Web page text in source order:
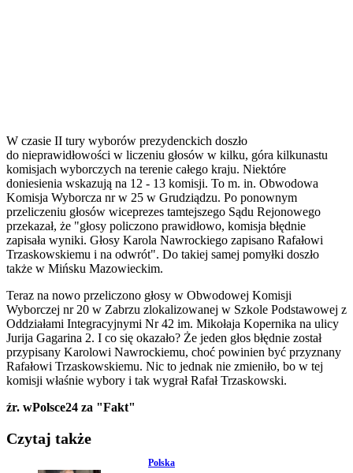
W czasie II tury wyborów prezydenckich doszło
do nieprawidłowości w liczeniu głosów w kilku, góra kilkunastu
komisjach wyborczych na terenie całego kraju. Niektóre
doniesienia wskazują na 12 - 13 komisji. To m. in. Obwodowa
Komisja Wyborcza nr w 25 w Grudziądzu. Po ponownym
przeliczeniu głosów wiceprezes tamtejszego Sądu Rejonowego
przekazał, że "głosy policzono prawidłowo, komisja błędnie
zapisała wyniki. Głosy Karola Nawrockiego zapisano Rafałowi
Trzaskowskiemu i na odwrót". Do takiej samej pomyłki doszło
także w Mińsku Mazowieckim.
Teraz na nowo przeliczono głosy w Obwodowej Komisji
Wyborczej nr 20 w Zabrzu zlokalizowanej w Szkole Podstawowej z
Oddziałami Integracyjnymi Nr 42 im. Mikołaja Kopernika na ulicy
Jurija Gagarina 2. I co się okazało? Że jeden głos błędnie został
przypisany Karolowi Nawrockiemu, choć powinien być przyznany
Rafałowi Trzaskowskiemu. Nic to jednak nie zmieniło, bo w tej
komisji właśnie wybory i tak wygrał Rafał Trzaskowski.
źr. wPolsce24 za "Fakt"
Czytaj także
Polska